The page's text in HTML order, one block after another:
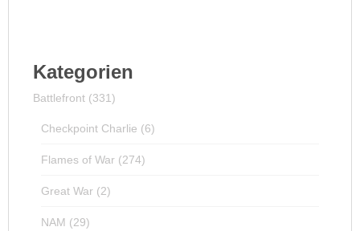
Kategorien
Battlefront (331)
Checkpoint Charlie (6)
Flames of War (274)
Great War (2)
NAM (29)